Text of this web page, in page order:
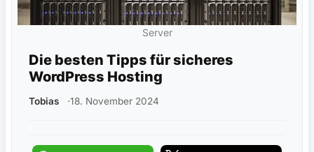
Server
Die besten Tipps für sicheres
WordPress Hosting
Tobias 18. November 2024